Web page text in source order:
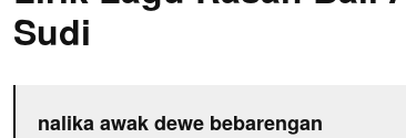
Sudi
nalika awak dewe bebarengan